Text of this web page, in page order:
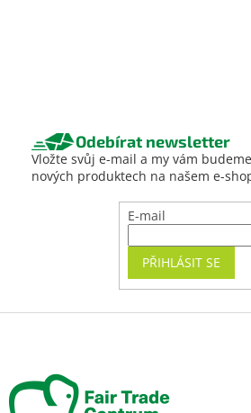
Odebírat newsletter
Vložte svůj e-mail a my vám
nových produktech na našem e-
E-mail
PŘIHLÁSIT SE